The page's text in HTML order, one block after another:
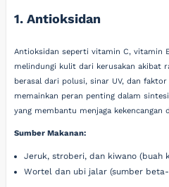
1. Antioksidan
Antioksidan seperti vitamin C, vitamin
melindungi kulit dari kerusakan akibat
berasal dari polusi, sinar UV, dan
memainkan peran penting dalam
yang membantu menjaga kekencangan
Sumber Makanan:
Jeruk, stroberi, dan kiwano (buah
Wortel dan ubi jalar (sumber